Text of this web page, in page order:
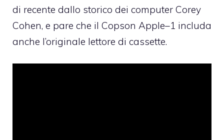
di recente dallo storico dei computer Corey
Cohen, e pare che il Copson Apple–1 includa
anche l’originale lettore di cassette.